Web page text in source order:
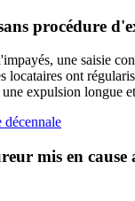
procédure
une saisie
locataires ont
expulsion longue
décennale
mis en cause